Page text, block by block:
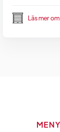
Läs mer om
MENY